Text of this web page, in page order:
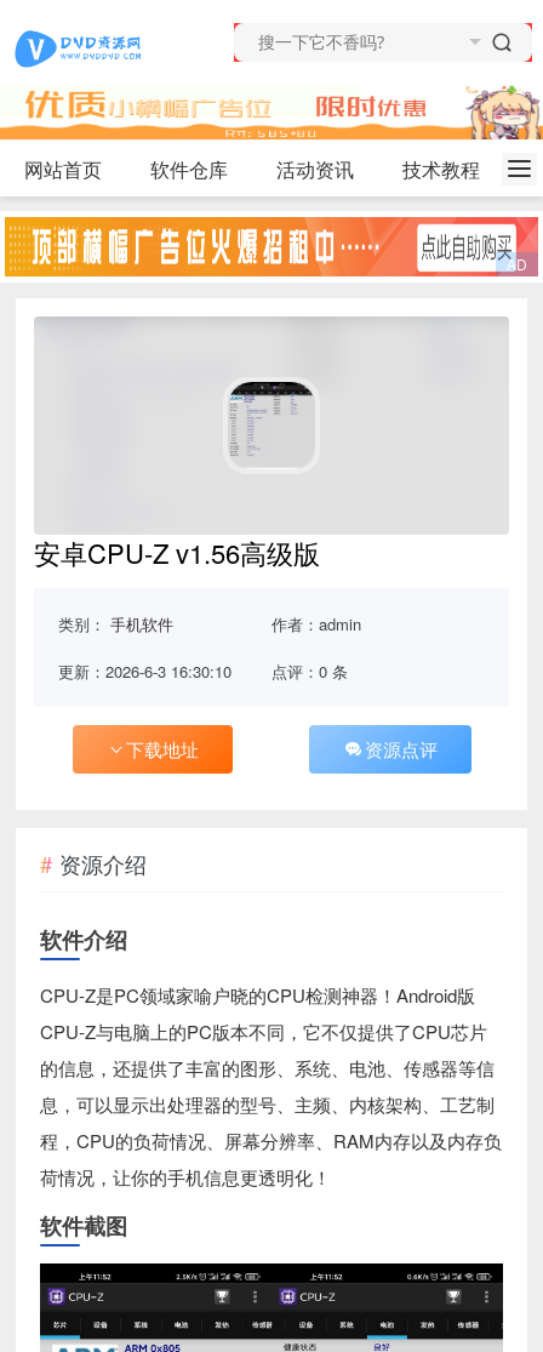
网站首页 软件仓库 活动资讯 技术教程
安卓CPU-Z v1.56高级版
类别：手机软件 作者：admin
更新：2026-6-3 16:30:10 点评：0 条
下载地址 资源点评
资源介绍
软件介绍
CPU-Z是PC领域家喻户晓的CPU检测神器！Android版
CPU-Z与电脑上的PC版本不同，它不仅提供了CPU芯片
的信息，还提供了丰富的图形、系统、电池、传感器等信
息，可以显示出处理器的型号、主频、内核架构、工艺制
程，CPU的负荷情况、屏幕分辨率、RAM内存以及内存负
荷情况，让你的手机信息更透明化！
软件截图